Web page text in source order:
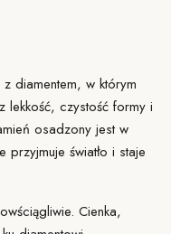
diamentem, w którym
lekkość, czystość formy i
osadzony jest w
przyjmuje światło i staje
Cienka,